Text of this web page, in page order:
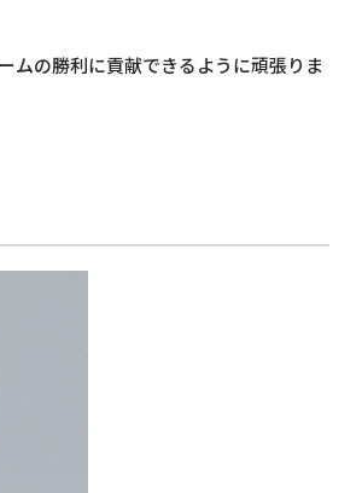
ムの勝利に貢献できるように頑張りま